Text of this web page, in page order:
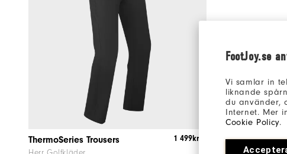
FootJoy.se
Vi samlar in
liknande
du använder,
Internet. Mer
Cookie Policy.
ThermoSeries Trousers 1 499kr